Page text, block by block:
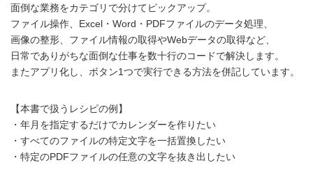
面倒な業務をカテゴリで分けてピックアップ。
ファイル操作、Excel・Word・PDFファイルのデータ処理、
画像の整形、ファイル情報の取得やWebデータの取得など、
日常でありがちな面倒な仕事を数十行のコードで解決します。
またアプリ化し、ボタン1つで実行できる方法を併記しています。
【本書で扱うレシピの例】
・年月を指定するだけでカレンダーを作りたい
・すべてのファイルの特定文字を一括置換したい
・特定のPDFファイルの任意の文字を抜き出したい